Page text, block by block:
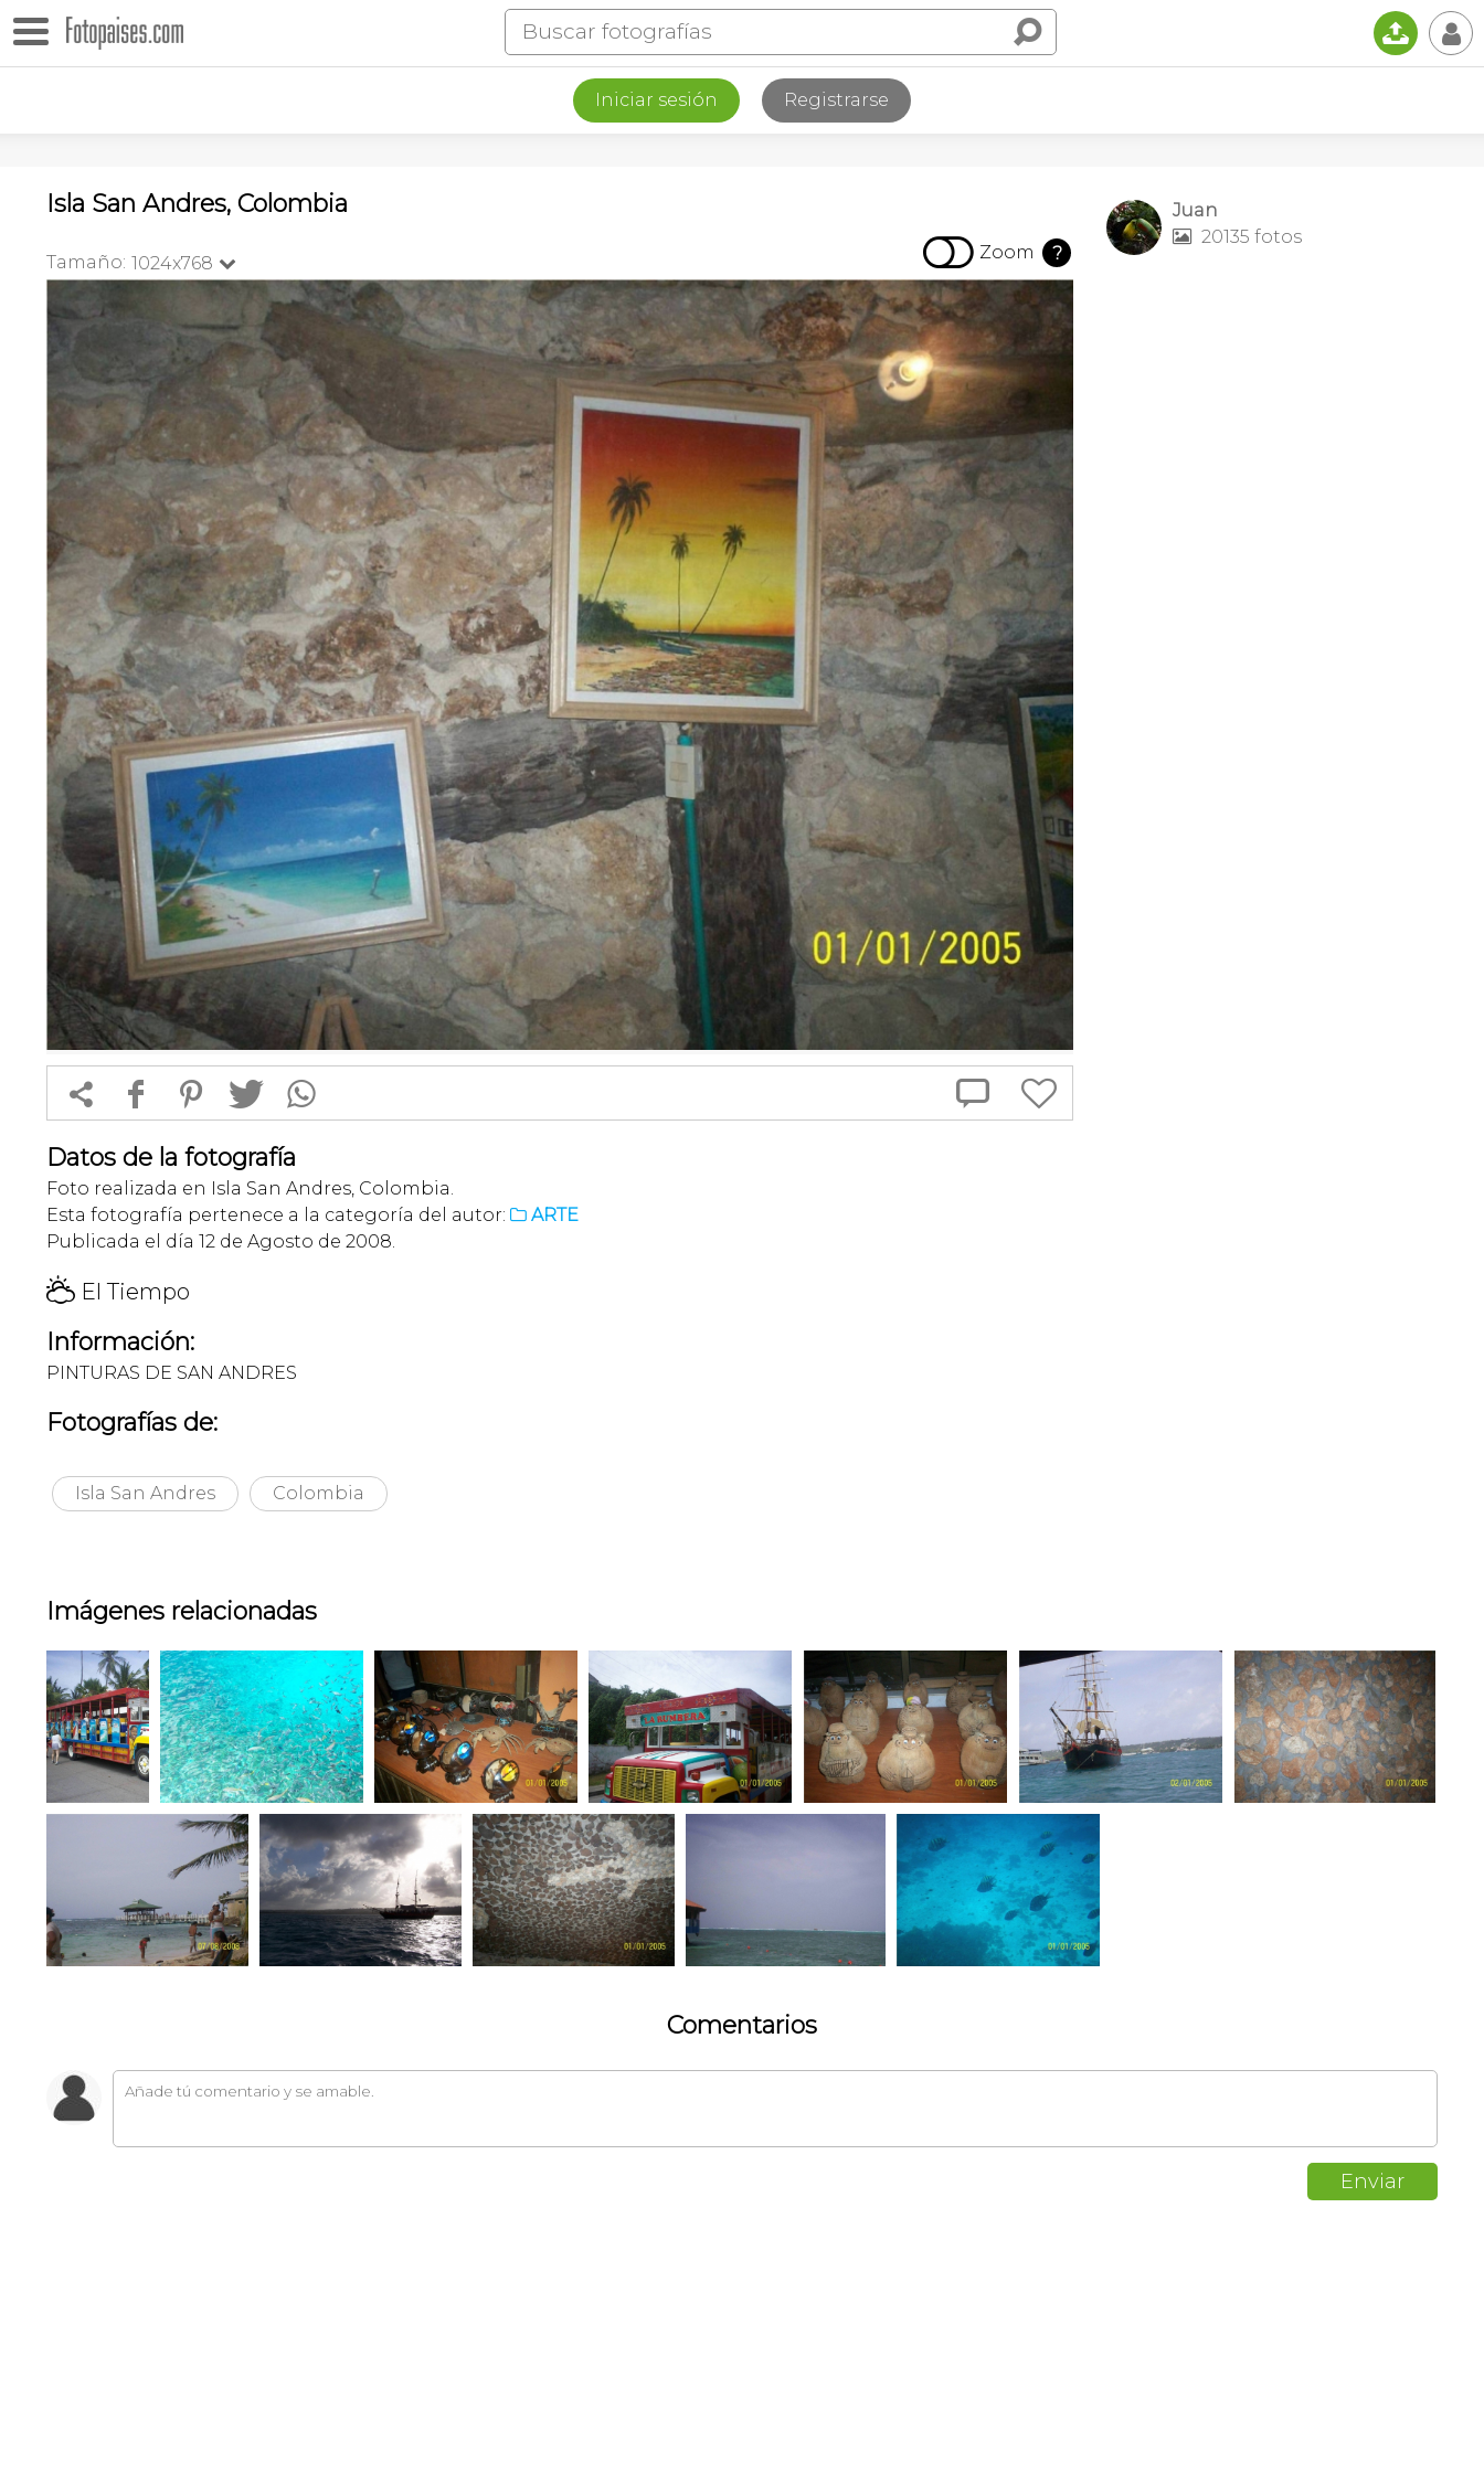
📤 👤
Iniciar sesión Registrarse
Isla San Andres, Colombia
Tamaño: 1024x768   Zoom ?
 f 1 T  
Datos de la fotografía
Foto realizada en Isla San Andres, Colombia.
Esta fotografía pertenece a la categoría del autor:  ARTE
Publicada el día 12 de Agosto de 2008.
H El Tiempo
Información:
PINTURAS DE SAN ANDRES
Fotografías de:
Isla San Andres Colombia
Juan
 20135 fotos
Imágenes relacionadas
Comentarios